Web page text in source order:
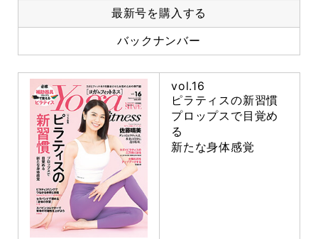
最新号を購入する
バックナンバー
vol.16
ピラティスの新習慣
プロップスで目覚め
る
新たな身体感覚